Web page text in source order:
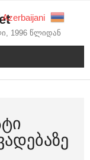
1996 წლიდან
Azerbaijani